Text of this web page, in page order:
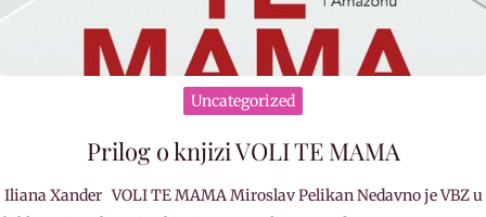
Uncategorized
Prilog o knjizi VOLI TE MAMA
Iliana Xander VOLI TE MAMA Miroslav Pelikan Nedavno je VBZ u